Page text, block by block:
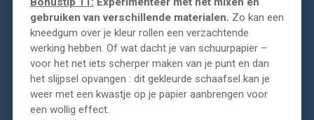
gebruiken van verschillende materialen. Zo kan een
kneedgum over je kleur rollen een verzachtende
werking hebben. Of wat dacht je van schuurpapier –
voor het net iets scherper maken van je punt en dan
het slijpsel opvangen : dit gekleurde schaafsel kan je
weer met een kwastje op je papier aanbrengen voor
een wollig effect.